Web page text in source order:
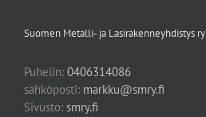
Suomen Metalli- ja Lasirakenneyhdistys ry
Puhelin: 0406314086
sähköposti: markku@smry.fi
Sivusto: smry.fi